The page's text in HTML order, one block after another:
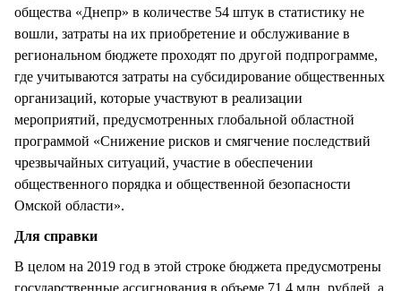
общества «Днепр» в количестве 54 штук в статистику не
вошли, затраты на их приобретение и обслуживание в
региональном бюджете проходят по другой подпрограмме,
где учитываются затраты на субсидирование общественных
организаций, которые участвуют в реализации
мероприятий, предусмотренных глобальной областной
программой «Снижение рисков и смягчение последствий
чрезвычайных ситуаций, участие в обеспечении
общественного порядка и общественной безопасности
Омской области».
Для справки
В целом на 2019 год в этой строке бюджета предусмотрены